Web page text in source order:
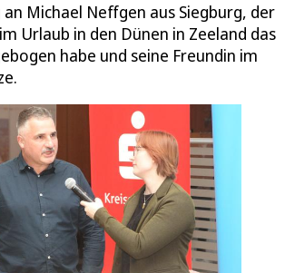
an Michael Neffgen aus Siegburg, der
Urlaub in den Dünen in Zeeland das
habe und seine Freundin im